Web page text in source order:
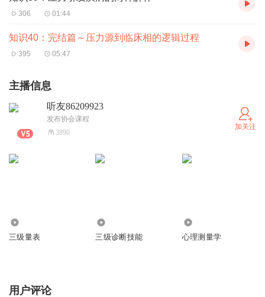
306 01:44
知识40：完结篇～压力源到临床相的逻辑过程
395 05:47
主播信息
听友86209923
发布协会课程
3890
加关注
三级量表 三级诊断技能 心理测量学
用户评论